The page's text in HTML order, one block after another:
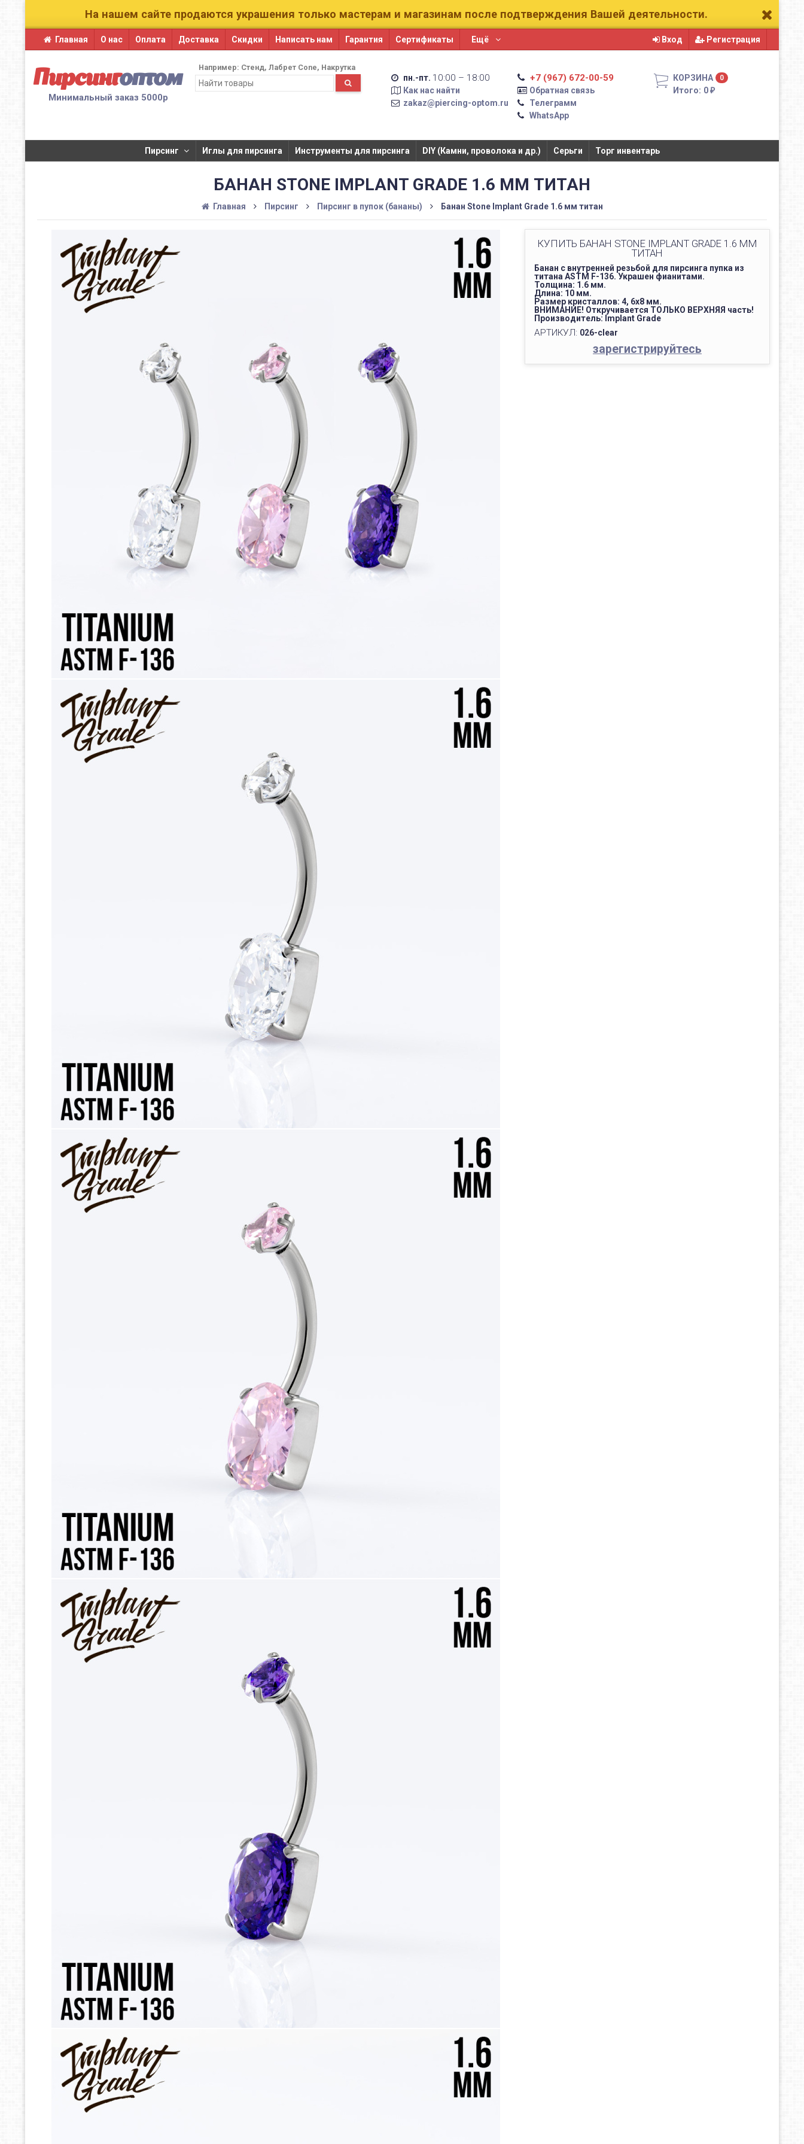
На нашем сайте продаются украшения только мастерам и магазинам после подтверждения Вашей деятельности.
Главная О нас Оплата Доставка Скидки Написать нам Гарантия Сертификаты Ещё Вход Регистрация
Пирсингоптом
Минимальный заказ 5000р
Например: Стенд Лабрет Cone Накрутка
пн.-пт. 10:00 – 18:00
Как нас найти
zakaz@piercing-optom.ru
+7 (967) 672-00-59
Обратная связь
Телеграмм
WhatsApp
КОРЗИНА 0
Итого: 0 ₽
Пирсинг ​Иглы для пирсинга​​ Инструменты для пирсинга DIY (Камни, проволока и др.) Серьги Торг инвентарь
БАНАН STONE IMPLANT GRADE 1.6 ММ ТИТАН
Главная Пирсинг Пирсинг в пупок (бананы) Банан Stone Implant Grade 1.6 мм титан
КУПИТЬ БАНАН STONE IMPLANT GRADE 1.6 ММ
ТИТАН
Банан с внутренней резьбой для пирсинга пупка из
титана ASTM F-136. Украшен фианитами.
Толщина: 1.6 мм.
Длина: 10 мм.
Размер кристаллов: 4, 6х8 мм.
ВНИМАНИЕ! Откручивается ТОЛЬКО ВЕРХНЯЯ часть!
Производитель: Implant Grade
АРТИКУЛ: 026-clear
зарегистрируйтесь